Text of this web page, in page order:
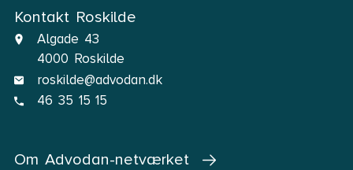
Kontakt Roskilde
Algade 43
4000 Roskilde
roskilde@advodan.dk
46 35 15 15
Om Advodan-netværket